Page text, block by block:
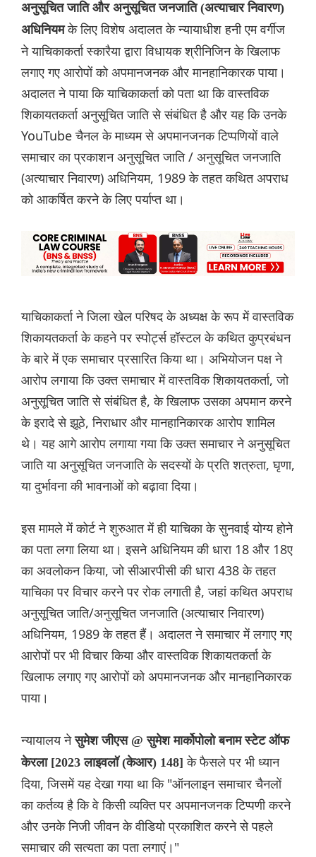
अनुसूचित जाति और अनुसूचित जनजाति (अत्याचार निवारण)
अधिनियमके लिए विशेष अदालत के न्यायाधीश हनी एम वर्गीज
ने याचिकाकर्ता स्कारैया द्वारा विधायक श्रीनिजिन के खिलाफ
लगाए गए आरोपों को अपमानजनक और मानहानिकारक पाया।
अदालत ने पाया कि याचिकाकर्ता को पता था कि वास्तविक
शिकायतकर्ता अनुसूचित जाति से संबंधित है और यह कि उनके
YouTube चैनल के माध्यम से अपमानजनक टिप्पणियों वाले
समाचार का प्रकाशन अनुसूचित जाति / अनुसूचित जनजाति
(अत्याचार निवारण) अधिनियम, 1989 के तहत कथित अपराध
को आकर्षित करने के लिए पर्याप्त था।
याचिकाकर्ता ने जिला खेल परिषद के अध्यक्ष के रूप में वास्तविक
शिकायतकर्ता के कहने पर स्पोर्ट्स हॉस्टल के कथित कुप्रबंधन
के बारे में एक समाचार प्रसारित किया था। अभियोजन पक्ष ने
आरोप लगाया कि उक्त समाचार में वास्तविक शिकायतकर्ता, जो
अनुसूचित जाति से संबंधित है, के खिलाफ उसका अपमान करने
के इरादे से झूठे, निराधार और मानहानिकारक आरोप शामिल
थे। यह आगे आरोप लगाया गया कि उक्त समाचार ने अनुसूचित
जाति या अनुसूचित जनजाति के सदस्यों के प्रति शत्रुता, घृणा,
या दुर्भावना की भावनाओं को बढ़ावा दिया।
इस मामले में कोर्ट ने शुरुआत में ही याचिका के सुनवाई योग्य होने
का पता लगा लिया था। इसने अधिनियम की धारा 18 और 18ए
का अवलोकन किया, जो सीआरपीसी की धारा 438 के तहत
याचिका पर विचार करने पर रोक लगाती है, जहां कथित अपराध
अनुसूचित जाति/अनुसूचित जनजाति (अत्याचार निवारण)
अधिनियम, 1989 के तहत हैं। अदालत ने समाचार में लगाए गए
आरोपों पर भी विचार किया और वास्तविक शिकायतकर्ता के
खिलाफ लगाए गए आरोपों को अपमानजनक और मानहानिकारक
पाया।
न्यायालय नेसुमेश जीएस @ सुमेश मार्कोपोलो बनाम स्टेट ऑफ
केरला [2023 लाइवलॉ (केआर) 148]के फैसले पर भी ध्यान
दिया, जिसमें यह देखा गया था कि "ऑनलाइन समाचार चैनलों
का कर्तव्य है कि वे किसी व्यक्ति पर अपमानजनक टिप्पणी करने
और उनके निजी जीवन के वीडियो प्रकाशित करने से पहले
समाचार की सत्यता का पता लगाएं।"